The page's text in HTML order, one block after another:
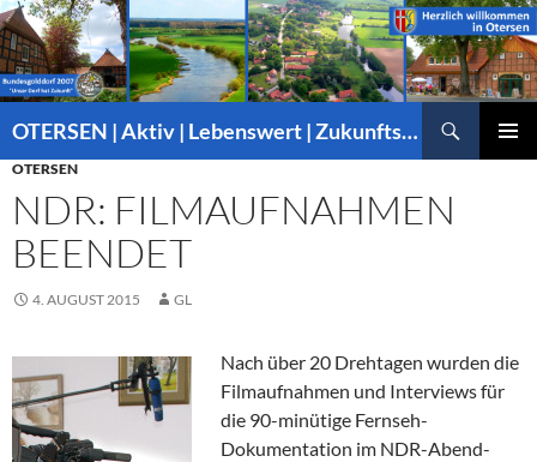
OTERSEN | Aktiv | Lebenswert | Zukunftsorientiert – mitten in Niedersachsen
INHALT
SPRINGEN
OTERSEN
NDR: FILMAUFNAHMEN
BEENDET
4. AUGUST 2015 GL
Nach über 20 Drehtagen wurden die
Filmaufnahmen und Interviews für
die 90-minütige Fernseh-
Dokumentation im NDR-Abend-